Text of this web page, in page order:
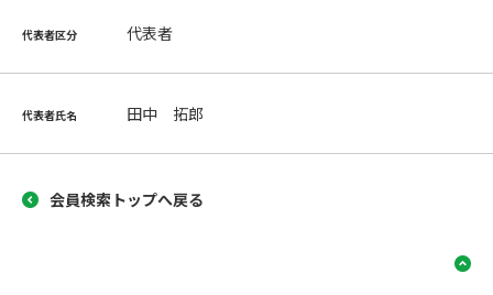
代表者区分 代表者
代表者氏名 田中 拓郎
会員検索トップへ戻る